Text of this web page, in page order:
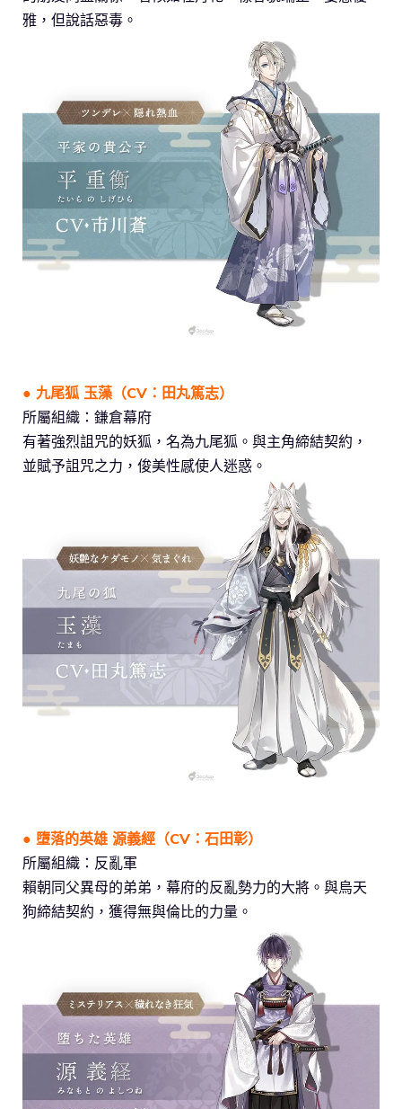
雅，但說話惡毒。
● 九尾狐 玉藻（CV：田丸篤志）
所屬組織：鎌倉幕府
有著強烈詛咒的妖狐，名為九尾狐。與主角締結契約，
並賦予詛咒之力，俊美性感使人迷惑。
● 墮落的英雄 源義經（CV：石田彰）
所屬組織：反亂軍
賴朝同父異母的弟弟，幕府的反亂勢力的大將。與烏天
狗締結契約，獲得無與倫比的力量。